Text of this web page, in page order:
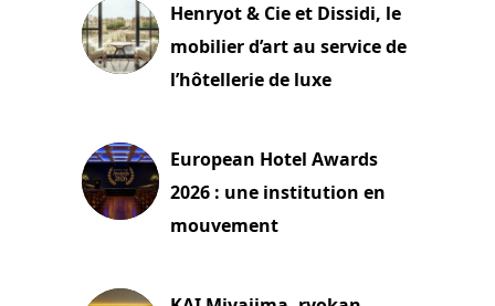
Henryot & Cie et Dissidi, le
mobilier d’art au service de
l’hôtellerie de luxe
European Hotel Awards
2026 : une institution en
mouvement